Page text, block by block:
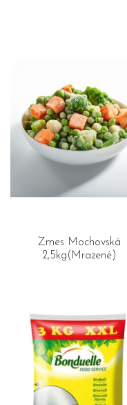
Zmes Mochovská
2,5kg(Mrazené)